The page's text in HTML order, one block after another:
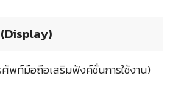
พท์มือถือเสริมฟังค์ชั่นการใช้งาน)